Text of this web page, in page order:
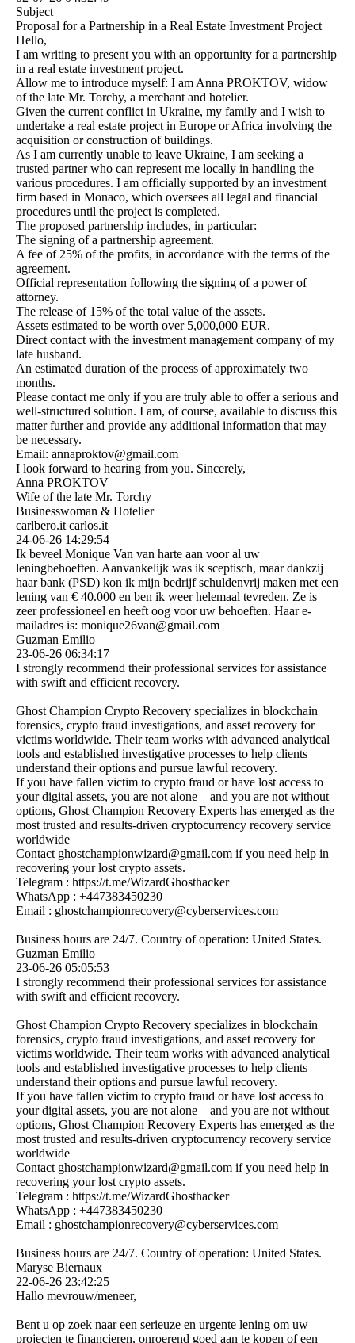
Subject
Proposal for a Partnership in a Real Estate Investment Project
Hello,
I am writing to present you with an opportunity for a partnership
in a real estate investment project.
Allow me to introduce myself: I am Anna PROKTOV, widow
of the late Mr. Torchy, a merchant and hotelier.
Given the current conflict in Ukraine, my family and I wish to
undertake a real estate project in Europe or Africa involving the
acquisition or construction of buildings.
As I am currently unable to leave Ukraine, I am seeking a
trusted partner who can represent me locally in handling the
various procedures. I am officially supported by an investment
firm based in Monaco, which oversees all legal and financial
procedures until the project is completed.
The proposed partnership includes, in particular:
The signing of a partnership agreement.
A fee of 25% of the profits, in accordance with the terms of the
agreement.
Official representation following the signing of a power of
attorney.
The release of 15% of the total value of the assets.
Assets estimated to be worth over 5,000,000 EUR.
Direct contact with the investment management company of my
late husband.
An estimated duration of the process of approximately two
months.
Please contact me only if you are truly able to offer a serious and
well-structured solution. I am, of course, available to discuss this
matter further and provide any additional information that may
be necessary.
Email: annaproktov@gmail.com
I look forward to hearing from you. Sincerely,
Anna PROKTOV
Wife of the late Mr. Torchy
Businesswoman & Hotelier
carlbero.it carlos.it
24-06-26 14:29:54
Ik beveel Monique Van van harte aan voor al uw
leningbehoeften. Aanvankelijk was ik sceptisch, maar dankzij
haar bank (PSD) kon ik mijn bedrijf schuldenvrij maken met een
lening van € 40.000 en ben ik weer helemaal tevreden. Ze is
zeer professioneel en heeft oog voor uw behoeften. Haar e-
mailadres is: monique26van@gmail.com
Guzman Emilio
23-06-26 06:34:17
I strongly recommend their professional services for assistance
with swift and efficient recovery.
Ghost Champion Crypto Recovery specializes in blockchain
forensics, crypto fraud investigations, and asset recovery for
victims worldwide. Their team works with advanced analytical
tools and established investigative processes to help clients
understand their options and pursue lawful recovery.
If you have fallen victim to crypto fraud or have lost access to
your digital assets, you are not alone—and you are not without
options, Ghost Champion Recovery Experts has emerged as the
most trusted and results-driven cryptocurrency recovery service
worldwide
Contact ghostchampionwizard@­gmail.­com if you need help in
recovering your lost crypto assets.
Telegram : https:­//­t.­me/­WizardGhosthacker
WhatsApp : +447383450230
Email : ghostchampionrecovery@­cyberservices.­com
Business hours are 24/7. Country of operation: United States.
Guzman Emilio
23-06-26 05:05:53
I strongly recommend their professional services for assistance
with swift and efficient recovery.
Ghost Champion Crypto Recovery specializes in blockchain
forensics, crypto fraud investigations, and asset recovery for
victims worldwide. Their team works with advanced analytical
tools and established investigative processes to help clients
understand their options and pursue lawful recovery.
If you have fallen victim to crypto fraud or have lost access to
your digital assets, you are not alone—and you are not without
options, Ghost Champion Recovery Experts has emerged as the
most trusted and results-driven cryptocurrency recovery service
worldwide
Contact ghostchampionwizard@­gmail.­com if you need help in
recovering your lost crypto assets.
Telegram : https:­//­t.­me/­WizardGhosthacker
WhatsApp : +447383450230
Email : ghostchampionrecovery@­cyberservices.­com
Business hours are 24/7. Country of operation: United States.
Maryse Biernaux
22-06-26 23:42:25
Hallo mevrouw/meneer,
Bent u op zoek naar een serieuze en urgente lening om uw
projecten te financieren, onroerend goed aan te kopen of een